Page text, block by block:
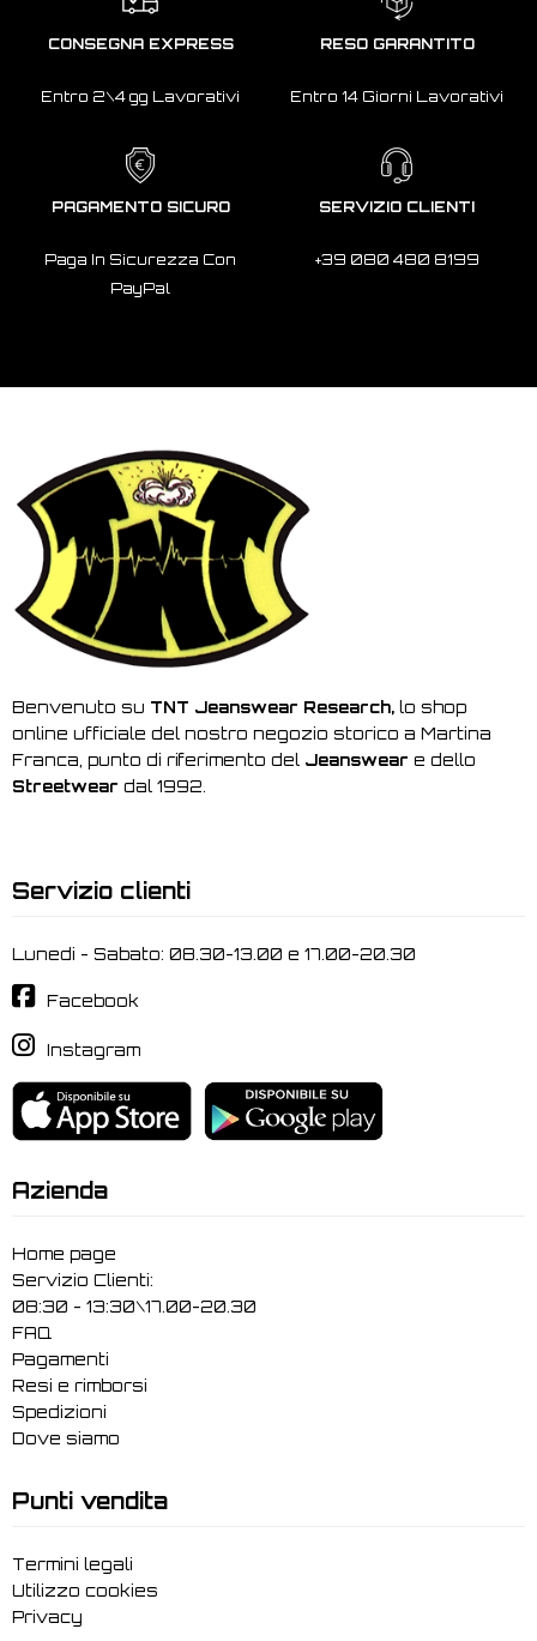
CONSEGNA EXPRESS
Entro 2\4 gg Lavorativi
RESO GARANTITO
Entro 14 Giorni Lavorativi
PAGAMENTO SICURO
Paga In Sicurezza Con
PayPal
SERVIZIO CLIENTI
+39 080 480 8199
Benvenuto su TNT Jeanswear Research, lo shop
online ufficiale del nostro negozio storico a Martina
Franca, punto di riferimento del Jeanswear e dello
Streetwear dal 1992.
Servizio clienti
Lunedi - Sabato: 08.30-13.00 e 17.00-20.30
Facebook
Instagram
Azienda
Home page
Servizio Clienti:
08:30 - 13:30\17.00-20.30
FAQ
Pagamenti
Resi e rimborsi
Spedizioni
Dove siamo
Punti vendita
Termini legali
Utilizzo cookies
Privacy